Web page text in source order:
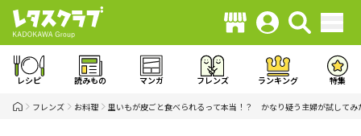
レシピ 読みもの マンガ フレンズ ランキング 特集
フレンズ お料理 里いもが皮ごと食べられるって本当！？ かなり疑う主婦が試してみ